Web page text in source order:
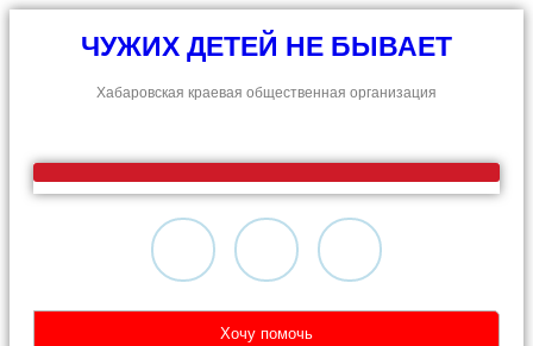
ЧУЖИХ ДЕТЕЙ НЕ БЫВАЕТ
Хабаровская краевая общественная организация
Хочу помочь